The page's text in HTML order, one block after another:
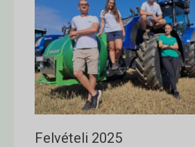
Felvételi 2025